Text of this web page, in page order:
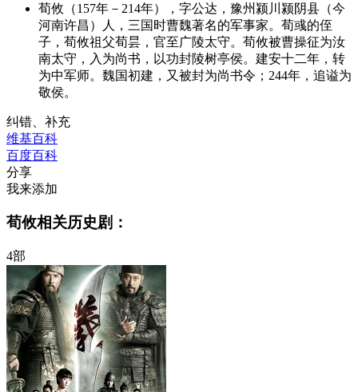
荀攸（157年－214年），字公达，豫州颍川颍阴县（今
河南许昌）人，三国时曹魏著名的军事家。荀彧的侄
子，荀攸祖父荀昙，官至广陵太守。荀攸被曹操征为汝
南太守，入为尚书，以功封陵树亭侯。建安十二年，转
为中军师。魏国初建，又被封为尚书令；244年，追谥为
敬侯。
纠错、补充
维基百科
百度百科
分享
我来添加
荀攸相关历史剧：
4部